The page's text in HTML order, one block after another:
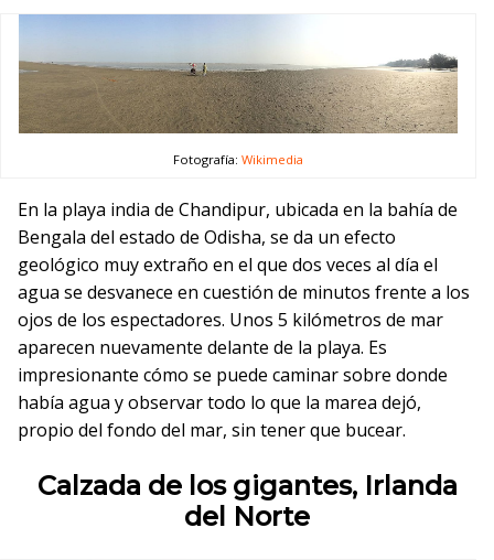
Fotografía: Wikimedia
En la playa india de Chandipur, ubicada en la bahía de
Bengala del estado de Odisha, se da un efecto
geológico muy extraño en el que dos veces al día el
agua se desvanece en cuestión de minutos frente a los
ojos de los espectadores. Unos 5 kilómetros de mar
aparecen nuevamente delante de la playa. Es
impresionante cómo se puede caminar sobre donde
había agua y observar todo lo que la marea dejó,
propio del fondo del mar, sin tener que bucear.
Calzada de los gigantes, Irlanda
del Norte